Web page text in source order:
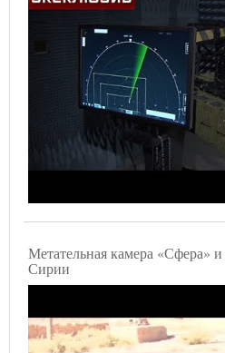
Метательная камера «Сфера»
Сирии